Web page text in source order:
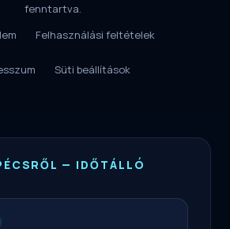
fenntartva.
Felhasználási feltételek
Süti beállítások
— IDŐTÁLLÓ